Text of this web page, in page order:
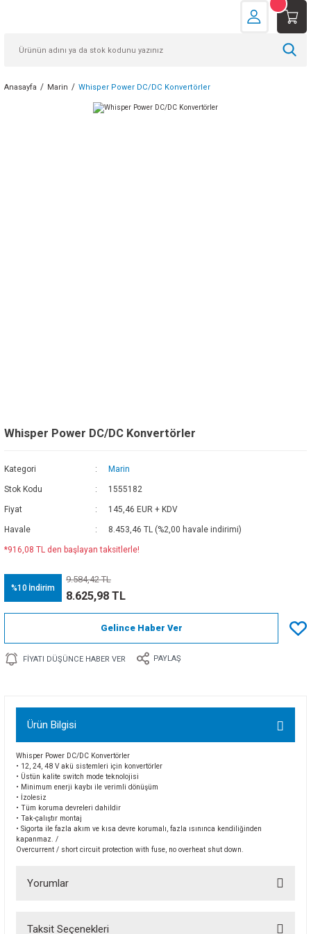
Anasayfa Marin Whisper Power DC/DC Konvertörler
Whisper Power DC/DC Konvertörler
Kategori Marin
Stok Kodu 1555182
Fiyat 145,46 EUR + KDV
Havale 8.453,46 TL (%2,00 havale indirimi)
*916,08 TL den başlayan taksitlerle!
%10 İndirim
9.584,42 TL
8.625,98 TL
Gelince Haber Ver
FIYATI DÜŞÜNCE HABER VER PAYLAŞ
Ürün Bilgisi
Whisper Power DC/DC Konvertörler
• 12, 24, 48 V akü sistemleri için konvertörler
• Üstün kalite switch mode teknolojisi
• Minimum enerji kaybı ile verimli dönüşüm
• İzolesiz
• Tüm koruma devreleri dahildir
• Tak-çalıştır montaj
• Sigorta ile fazla akım ve kısa devre korumalı, fazla ısınınca kendiliğinden
kapanmaz. /
Overcurrent / short circuit protection with fuse, no overheat shut down.
Yorumlar
Taksit Seçenekleri